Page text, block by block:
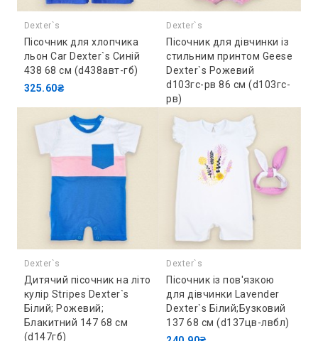
Dexter`s
Пісочник для хлопчика
льон Car Dexter`s Синій
438 68 см (d438авт-гб)
325.60₴
Dexter`s
Пісочник для дівчинки із
стильним принтом Geese
Dexter`s Рожевий
d103гс-рв 86 см (d103гс-
рв)
217.80₴
Dexter`s
Дитячий пісочник на літо
кулір Stripes Dexter`s
Білий; Рожевий;
Блакитний 147 68 см
(d147гб)
Dexter`s
Пісочник із пов'язкою
для дівчинки Lavender
Dexter`s Білий;Бузковий
137 68 см (d137цв-лвбл)